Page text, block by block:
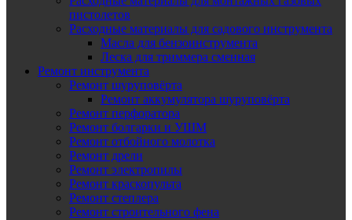
пистолетов
Расходные материалы для садового инструмента
Масла для бензоинструмента
Леска для триммера сменная
Ремонт инструмента
Ремонт шуруповёрта
Ремонт аккумулятора шуруповёрта
Ремонт перфоратора
Ремонт болгарки и УШМ
Ремонт отбойного молотка
Ремонт дрели
Ремонт электропилы
Ремонт краскопульта
Ремонт степлера
Ремонт строительного фена